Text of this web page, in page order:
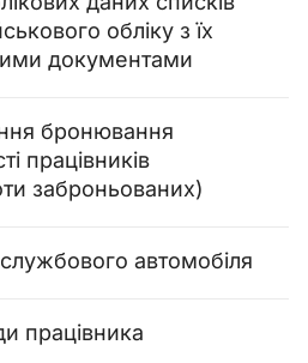
обліку з їх
документами
бронювання
працівників
заброньованих)
автомобіля
працівника